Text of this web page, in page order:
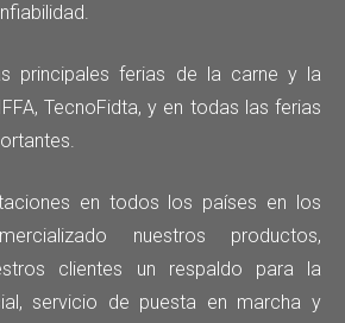
principales ferias de la carne y la
TecnoFidta, y en todas las ferias
en todos los países en los
nuestros productos,
clientes un respaldo para la
servicio de puesta en marcha y